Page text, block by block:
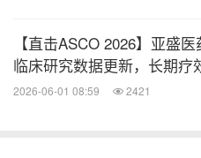
18、21、24个周期评
为54.3%和25.7%、
35.5%、84.6%和46.2%
【直击ASCO 2026】亚盛
临床研究数据更新，长期疗
2026-06-01 08:59 2421